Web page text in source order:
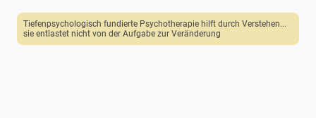
Tiefenpsychologisch fundierte Psychotherapie hilft durch Verstehen...
sie entlastet nicht von der Aufgabe zur Veränderung